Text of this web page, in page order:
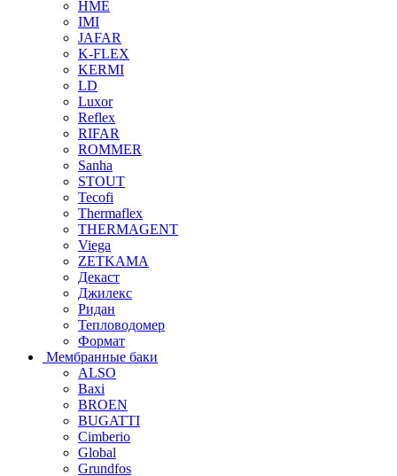
HME
IMI
JAFAR
K-FLEX
KERMI
LD
Luxor
Reflex
RIFAR
ROMMER
Sanha
STOUT
Tecofi
Thermaflex
THERMAGENT
Viega
ZETKAMA
Декаст
Джилекс
Ридан
Тепловодомер
Формат
Мембранные баки
ALSO
Baxi
BROEN
BUGATTI
Cimberio
Global
Grundfos